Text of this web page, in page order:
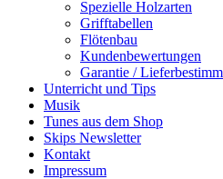
Spezielle Holzarten
Grifftabellen
Flötenbau
Kundenbewertungen
Garantie /
Unterricht und Tips
Musik
Tunes aus dem Shop
Skips Newsletter
Kontakt
Impressum